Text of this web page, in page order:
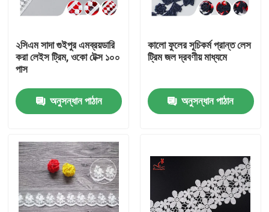
বাড়ি
পণ্য
২সিএম সাদা গুইপুর এমব্রয়ডারি
করা লেইস ট্রিম, ওকো টেক্স ১০০
পাস
অনুসন্ধান পাঠান
কালো ফুলের সূচিকর্ম প্রান্ত লেস
ট্রিম জল দ্রবণীয় মাধ্যমে
অনুসন্ধান পাঠান